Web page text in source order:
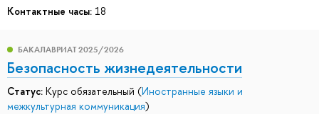
Контактные часы: 18
БАКАЛАВРИАТ 2025/2026
Безопасность жизнедеятельности
Статус: Курс обязательный (Иностранные языки и
межкультурная коммуникация)